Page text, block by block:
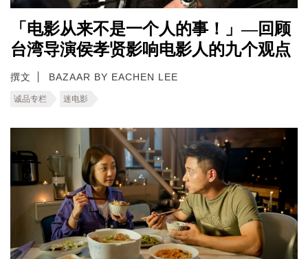
「电影从来不是一个人的事！」—回顾
台湾导演侯孝贤影响电影人的九个观点
撰文 BAZAAR BY EACHEN LEE
诚品专栏 迷电影